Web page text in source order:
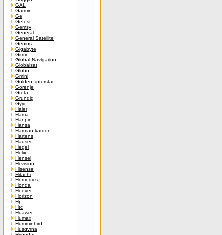
GAL
Garmin
Ge
Gefest
Gemsy
General
General Satellite
Genius
Gigabyte
Girmi
Global Navigation
Globalsat
Globo
Gmini
Golden_interstar
Gorenje
Greta
Grundig
Gyyr
Haier
Hama
Hanpin
Hansa
Harman-kardon
Hartens
Hauser
Hegel
Helix
Hensel
Hi-vision
Hisense
Hitachi
Homedics
Honda
Hoover
Horizon
Hp
Htc
Huawei
Humax
Humminbird
Husqvrna